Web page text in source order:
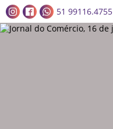
51 99116.4755